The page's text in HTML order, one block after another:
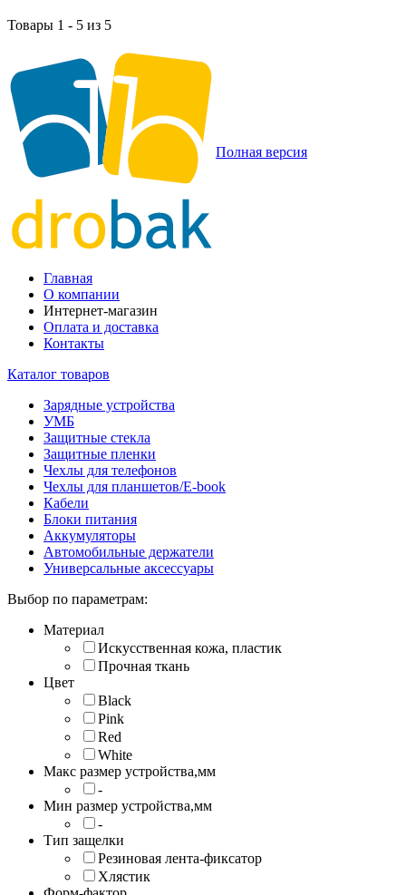
Товары 1 - 5 из 5
Полная версия
Главная
О компании
Интернет-магазин
Оплата и доставка
Контакты
Каталог товаров
Зарядные устройства
УМБ
Защитные стекла
Защитные пленки
Чехлы для телефонов
Чехлы для планшетов/E-book
Кабели
Блоки питания
Аккумуляторы
Автомобильные держатели
Универсальные аксессуары
Выбор по параметрам:
Материал
Искусственная кожа, пластик
Прочная ткань
Цвет
Black
Pink
Red
White
Макс размер устройства,мм
-
Мин размер устройства,мм
-
Тип защелки
Резиновая лента-фиксатор
Хлястик